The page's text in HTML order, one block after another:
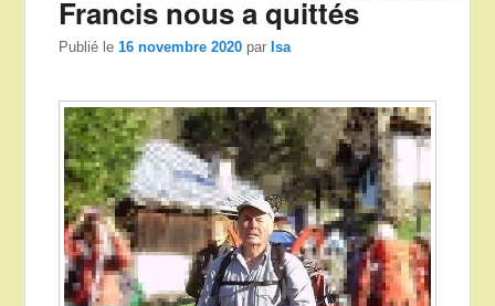
Francis nous a quittés
Publié le16 novembre 2020 parIsa